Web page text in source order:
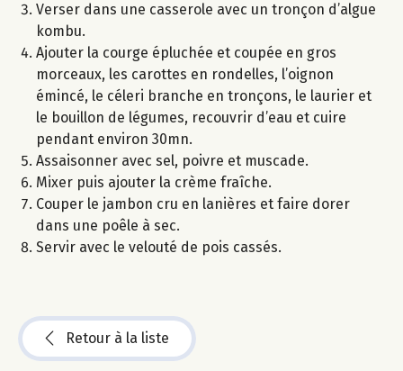
Verser dans une casserole avec un tronçon d’algue
kombu.
Ajouter la courge épluchée et coupée en gros
morceaux, les carottes en rondelles, l’oignon
émincé, le céleri branche en tronçons, le laurier et
le bouillon de légumes, recouvrir d’eau et cuire
pendant environ 30mn.
Assaisonner avec sel, poivre et muscade.
Mixer puis ajouter la crème fraîche.
Couper le jambon cru en lanières et faire dorer
dans une poêle à sec.
Servir avec le velouté de pois cassés.
Retour à la liste